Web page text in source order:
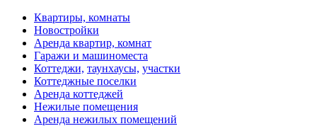
Квартиры, комнаты
Новостройки
Аренда квартир, комнат
Гаражи и машиноместа
Коттеджи, таунхаусы, участки
Коттеджные поселки
Аренда коттеджей
Нежилые помещения
Аренда нежилых помещений